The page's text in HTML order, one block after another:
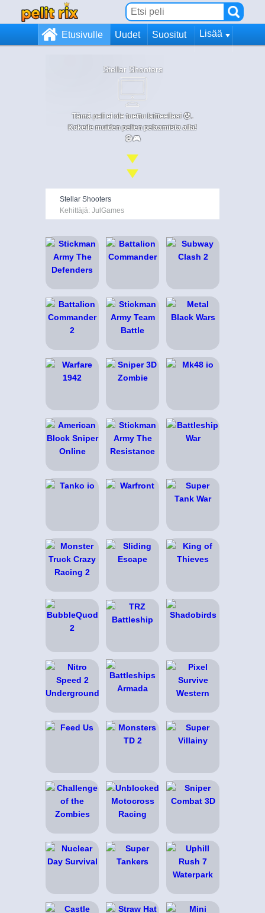
Etusivulle Uudet Suositut Lisää
Stellar Shooters
Tämä peli ei ole tuettu laitteellasi 😞.
Kokeile muiden pelien pelaamista alla!
😄🎮
Stellar Shooters
Kehittäjä: JulGames